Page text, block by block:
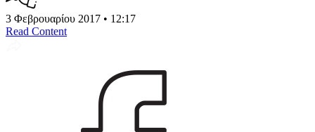
3 Φεβρουαρίου 2017 • 12:17
Read Content